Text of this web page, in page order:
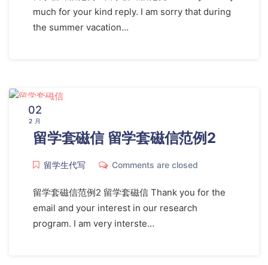
much for your kind reply. I am sorry that during
the summer vacation…
02
2 月
留学套磁信 留学套磁信范例2
留学生代写 Comments are closed
留学套磁信范例2 留学套磁信 Thank you for the
email and your interest in our research
program. I am very interste…